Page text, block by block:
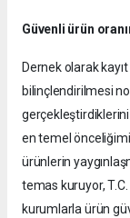
Güvenli ürün
Dernek olarak
bilinçlendirilmesi
gerçekleştirdiklerini
en temel
ürünlerin
temas kuruyor,
kurumlarla ürün